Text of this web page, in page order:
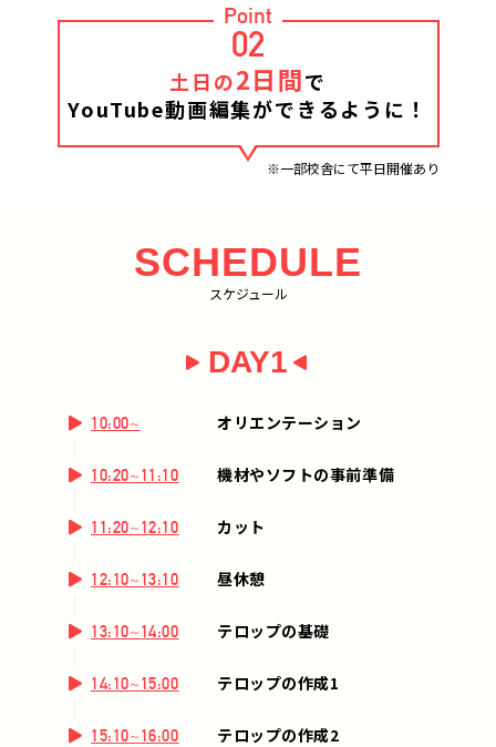
Point
02
土日の2日間で
YouTube動画編集ができるように！
※一部校舎にて平日開催あり
SCHEDULE
スケジュール
DAY1
10:00~ オリエンテーション
10:20~11:10 機材やソフトの事前準備
11:20~12:10 カット
12:10~13:10 昼休憩
13:10~14:00 テロップの基礎
14:10~15:00 テロップの作成1
15:10~16:00 テロップの作成2